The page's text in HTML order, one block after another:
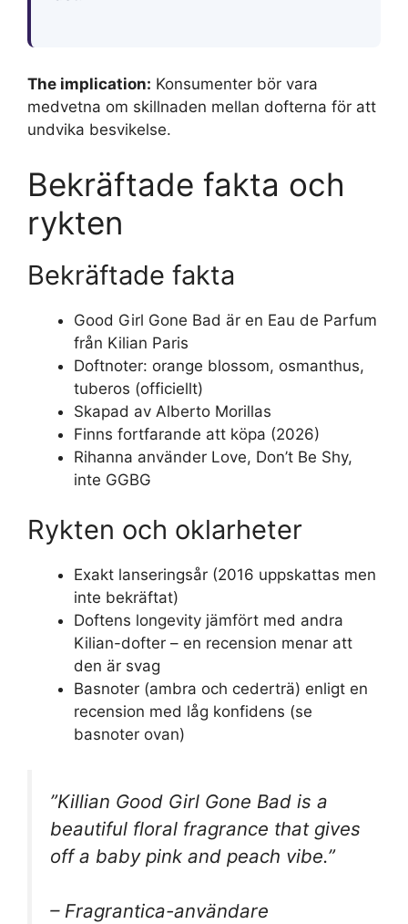
The implication: Konsumenter bör vara
medvetna om skillnaden mellan dofterna för att
undvika besvikelse.
Bekräftade fakta och
rykten
Bekräftade fakta
Good Girl Gone Bad är en Eau de Parfum
från Kilian Paris
Doftnoter: orange blossom, osmanthus,
tuberos (officiellt)
Skapad av Alberto Morillas
Finns fortfarande att köpa (2026)
Rihanna använder Love, Don’t Be Shy,
inte GGBG
Rykten och oklarheter
Exakt lanseringsår (2016 uppskattas men
inte bekräftat)
Doftens longevity jämfört med andra
Kilian-dofter – en recension menar att
den är svag
Basnoter (ambra och cederträ) enligt en
recension med låg konfidens (se
basnoter ovan)
”Killian Good Girl Gone Bad is a
beautiful floral fragrance that gives
off a baby pink and peach vibe.”
– Fragrantica-användare